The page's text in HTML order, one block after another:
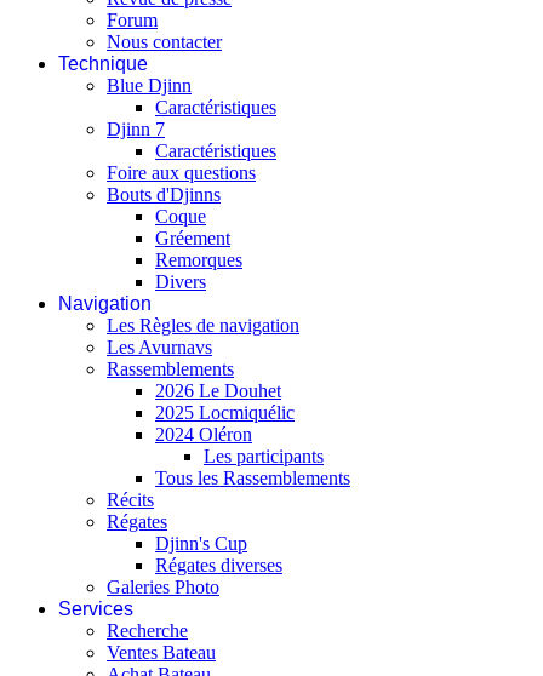
Forum
Nous contacter
Technique
Blue Djinn
Caractéristiques
Djinn 7
Caractéristiques
Foire aux questions
Bouts d'Djinns
Coque
Gréement
Remorques
Divers
Navigation
Les Règles de navigation
Les Avurnavs
Rassemblements
2026 Le Douhet
2025 Locmiquélic
2024 Oléron
Les participants
Tous les Rassemblements
Récits
Régates
Djinn's Cup
Régates diverses
Galeries Photo
Services
Recherche
Ventes Bateau